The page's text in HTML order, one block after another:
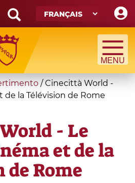
/Cinecittà World -
de la Télévision de Rome
- Le
et de la
Rome